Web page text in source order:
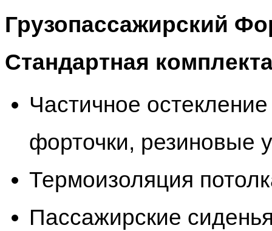
Грузопассажирский
Стандартная
Частичное
форточки, резиновые
Термоизоляция
Пассажирские